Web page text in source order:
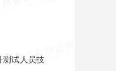
测试人员技